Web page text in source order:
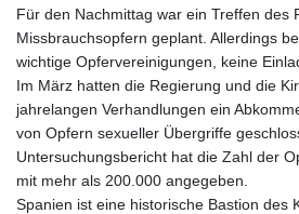
Für den Nachmittag war ein Treffen des
Missbrauchsopfern geplant. Allerdings
wichtige Opfervereinigungen, keine
Im März hatten die Regierung und die
jahrelangen Verhandlungen ein
von Opfern sexueller Übergriffe
Untersuchungsbericht hat die Zahl der
mit mehr als 200.000 angegeben.
Spanien ist eine historische Bastion des